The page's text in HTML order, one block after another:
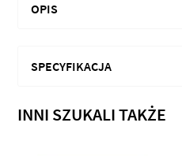
OPIS
SPECYFIKACJA
INNI SZUKALI TAKŻE